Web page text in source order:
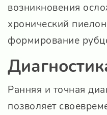
возникновения
хронический
формирование
Ранняя и точная
позволяет